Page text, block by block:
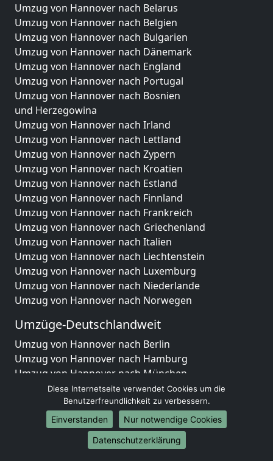
Umzug von Hannover nach Belarus
Umzug von Hannover nach Belgien
Umzug von Hannover nach Bulgarien
Umzug von Hannover nach Dänemark
Umzug von Hannover nach England
Umzug von Hannover nach Portugal
Umzug von Hannover nach Bosnien
und Herzegowina
Umzug von Hannover nach Irland
Umzug von Hannover nach Lettland
Umzug von Hannover nach Zypern
Umzug von Hannover nach Kroatien
Umzug von Hannover nach Estland
Umzug von Hannover nach Finnland
Umzug von Hannover nach Frankreich
Umzug von Hannover nach Griechenland
Umzug von Hannover nach Italien
Umzug von Hannover nach Liechtenstein
Umzug von Hannover nach Luxemburg
Umzug von Hannover nach Niederlande
Umzug von Hannover nach Norwegen
Umzüge-Deutschlandweit
Umzug von Hannover nach Berlin
Umzug von Hannover nach Hamburg
Umzug von Hannover nach München
Umzug von Hannover nach Köln
Umzug von Hannover nach Frankfurt am Main
Umzug von Hannover nach Stuttgart
Umzug von Hannover nach Düsseldorf
Umzug von Hannover nach Leipzig
Diese Internetseite verwendet Cookies um die
Benutzerfreundlichkeit zu verbessern.
Einverstanden
Nur notwendige Cookies
Datenschutzerklärung